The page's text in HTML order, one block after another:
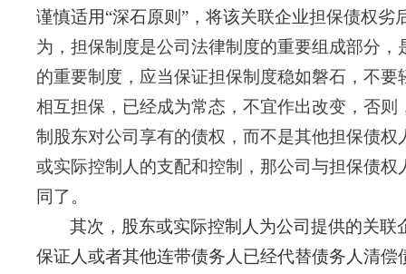
谨慎适用“深石原则”，将该关联企业担保债权劣
为，担保制度是公司法律制度的重要组成部分
的重要制度，应当保证担保制度稳如磐石，不
相互担保，已经成为常态，不宜作出改变，否
制股东对公司享有的债权，而不是其他担保债
或实际控制人的支配和控制，那公司与担保债
同了。
其次，股东或实际控制人为公司提供的关
保证人或者其他连带债务人已经代替债务人清